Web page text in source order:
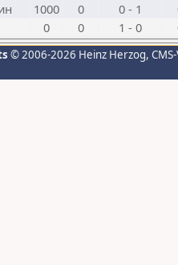
1000 0 0 - 1
0 0 1 - 0
© 2006-2026 Heinz Herzog,